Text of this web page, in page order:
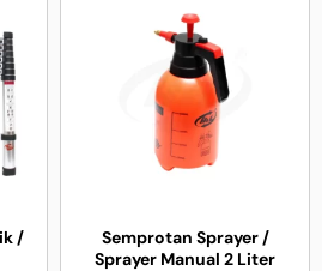
/
Semprotan Sprayer /
Sprayer Manual 2 Liter